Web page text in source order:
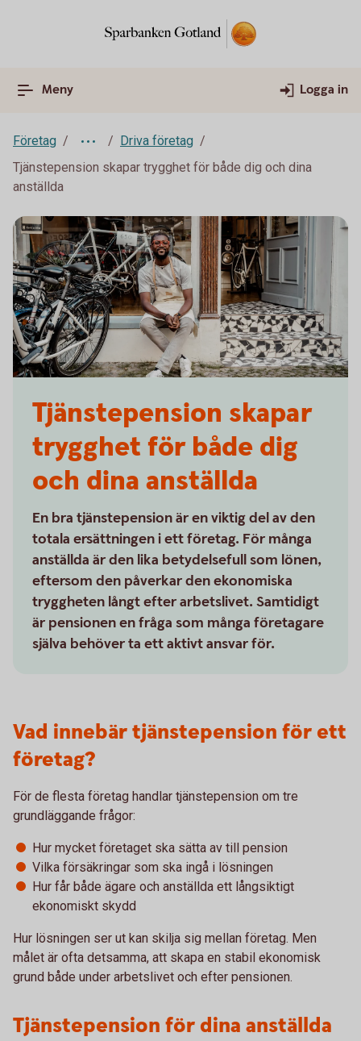
Meny Logga in
Företag
Driva företag
Tjänstepension skapar trygghet för både dig och dina
anställda
Tjänstepension skapar
trygghet för både dig
och dina anställda
En bra tjänstepension är en viktig del av den
totala ersättningen i ett företag. För många
anställda är den lika betydelsefull som lönen,
eftersom den påverkar den ekonomiska
tryggheten långt efter arbetslivet. Samtidigt
är pensionen en fråga som många företagare
själva behöver ta ett aktivt ansvar för.
Vad innebär tjänstepension för ett
företag?
För de flesta företag handlar tjänstepension om tre
grundläggande frågor:
Hur mycket företaget ska sätta av till pension
Vilka försäkringar som ska ingå i lösningen
Hur får både ägare och anställda ett långsiktigt
ekonomiskt skydd
Hur lösningen ser ut kan skilja sig mellan företag. Men
målet är ofta detsamma, att skapa en stabil ekonomisk
grund både under arbetslivet och efter pensionen.
Tjänstepension för dina anställda